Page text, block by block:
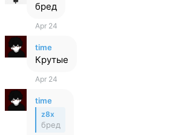
бред
Apr 24
time
Крутые
Apr 24
time
z8x
бред